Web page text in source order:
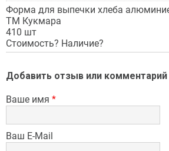
Форма для выпечки хлеба
ТМ Кукмара
410 шт
Стоимость? Наличие?
Добавить отзыв или комментарий
Ваше имя *
Ваш E-Mail